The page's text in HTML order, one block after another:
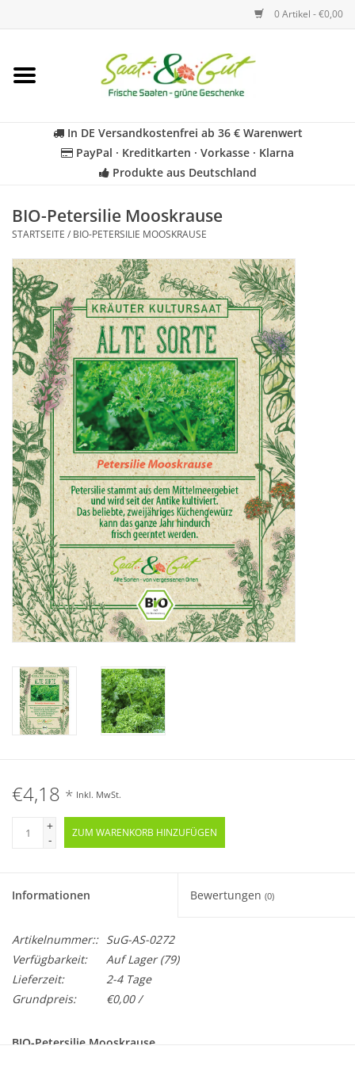
0 Artikel - €0,00
Startseite
Kräuter
Für Kinder
Geschenkideen
Katalog
In DE Versandkostenfrei ab 36 € Warenwert
PayPal · Kreditkarten · Vorkasse · Klarna
Produkte aus Deutschland
BIO-Petersilie Mooskrause
STARTSEITE / BIO-PETERSILIE MOOSKRAUSE
€4,18 * Inkl. MwSt.
+
-
ZUM WARENKORB HINZUFÜGEN
Informationen Bewertungen (0)
Artikelnummer:: SuG-AS-0272
Verfügbarkeit:
Auf Lager(79)
Lieferzeit:
2-4 Tage
Grundpreis:
€0,00 /
BIO-Petersilie Mooskrause